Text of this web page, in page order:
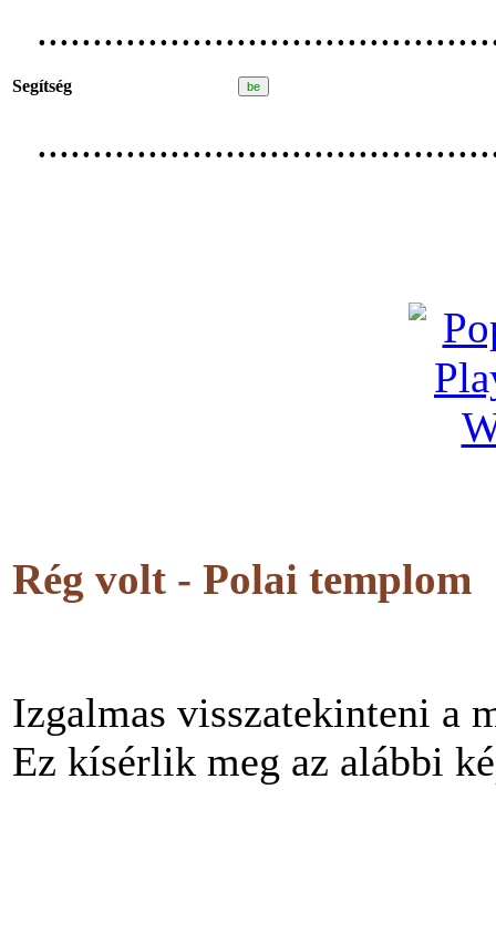
Segítség
Rég volt - Polai templom
Izgalmas visszatekinteni a
Ez kísérlik meg az alábbi